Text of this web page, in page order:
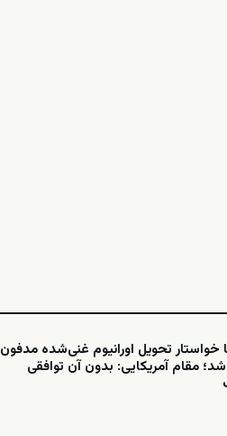
خواستار تحویل اورانیوم غنی‌شده مدفون
شد؛ مقام آمریکایی: بدون آن توافقی